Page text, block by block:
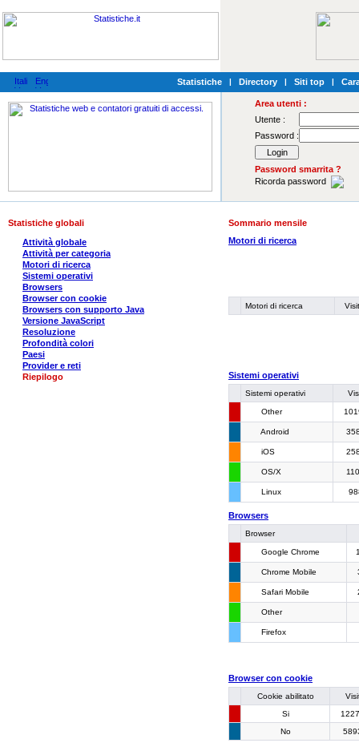
Statistiche | Directory | Siti top |
Area utenti :
Utente :
Password :
Password smarrita ?
Ricorda password
Statistiche globali
Attività globale
Attività per categoria
Motori di ricerca
Sistemi operativi
Browsers
Browser con cookie
Browsers con supporto Java
Versione JavaScript
Resoluzione
Profondità colori
Paesi
Provider e reti
Riepilogo
Sommario mensile
Motori di ricerca
Motori di ricerca
Sistemi operativi
Sistemi operativi
Other
Android
iOS
OS/X
Linux
Browsers
Browser
Google Chrome
Chrome Mobile
Safari Mobile
Other
Firefox
Browser con cookie
Cookie abilitato
Si
No